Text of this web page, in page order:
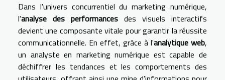
Dans l'univers concurrentiel du marketing numérique,
l'analyse des performances des visuels interactifs
devient une composante vitale pour garantir la réussite
communicationnelle. En effet, grâce à l'analytique web,
un analyste en marketing numérique est capable de
déchiffrer les tendances et les comportements des